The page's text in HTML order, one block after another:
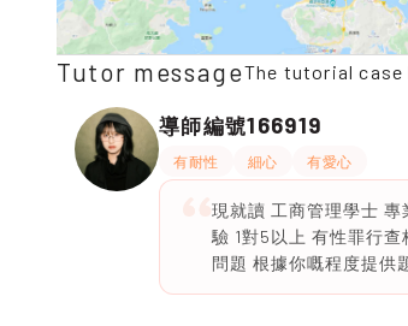
Tutor messageThe tutorial case
導師編號166919
有耐性 細心 有愛心
現就讀 工商管理學士
驗 1對5以上 有性罪行
問題 根據你嘅程度提供